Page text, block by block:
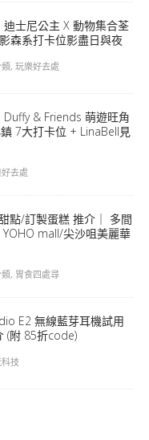
迪士尼公主 X 動物集合荃
森系打卡位影盡日與夜
, 玩樂好去處
Duffy & Friends 萌遊旺角
7大打卡位 + LinaBell見
去處
點/訂製蛋糕 推介｜ 多間
mall/尖沙咀美麗華
, 胃食四處尋
E2 無線藍芽耳機試用
(附 85折code)
技